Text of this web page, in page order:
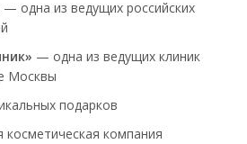
— одна из ведущих российских
— одна из ведущих клиник
Москвы
подарков
косметическая компания